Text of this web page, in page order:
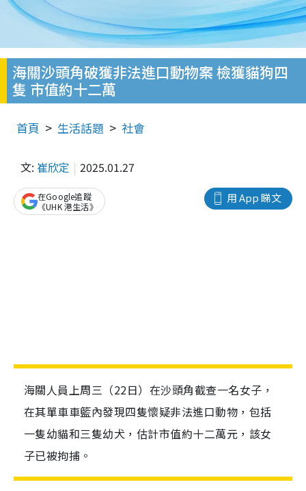
海關沙頭角破獲非法進口動物案 檢獲貓狗四
隻 市值約十二萬
首頁 生活話題 社會
文: 崔欣定 2025.01.27
用 App 睇文
在Google追蹤
《UHK 港生活》
海關人員上周三（22日）在沙頭角截查一名女子，
在其單車車籃內發現四隻懷疑非法進口動物，包括
一隻幼貓和三隻幼犬，估計市值約十二萬元，該女
子已被拘捕。